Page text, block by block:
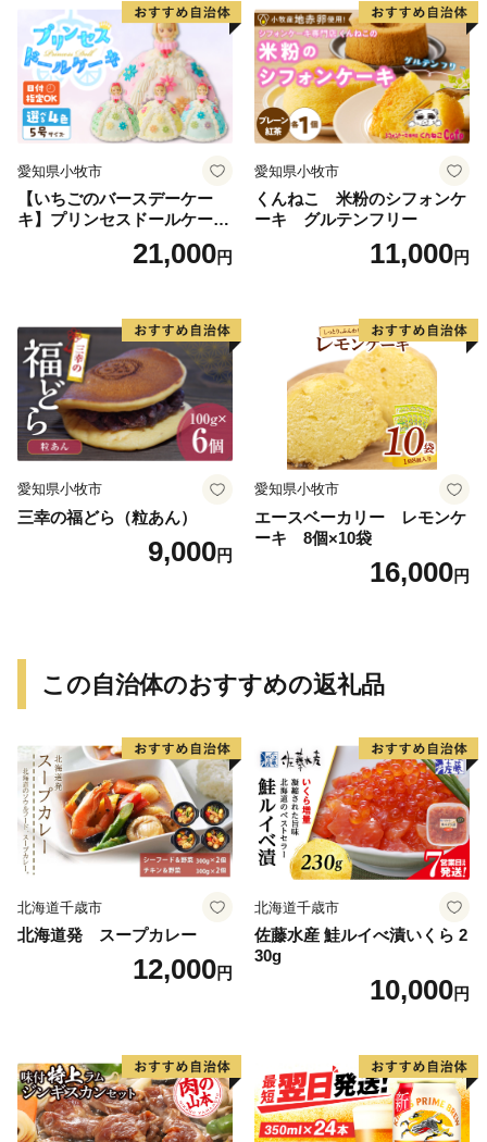
三盆 小牧銘菓 バウムクーヘ
ン 常温 愛知県 小牧市 アンプ
チベアやぐま
愛知県小牧市
【いちごのバースデーケー
キ】プリンセスドールケーキ
日時指定可 スイーツ デザー
ト 洋菓子 お取り寄せ 愛知県
デコレーションケーキ ホー
ルケーキ 人形 かわいい こど
も
21,000円
愛知県小牧市
くんねこ 米粉のシフォンケ
ーキ グルテンフリー
11,000円
愛知県小牧市
三幸の福どら（粒あん）
9,000円
愛知県小牧市
エースベーカリー レモンケ
ーキ 8個×10袋
16,000円
この自治体のおすすめの返礼品
北海道千歳市
北海道発 スープカレー
12,000円
北海道千歳市
佐藤水産 鮭ルイべ漬いくら 2
30g
10,000円